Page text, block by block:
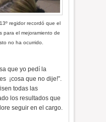
regidor recordó que el
para el mejoramiento de
no ha ocurrido.
que yo pedí la
¡cosa que no dije!”.
todas las
los resultados que
seguir en el cargo.